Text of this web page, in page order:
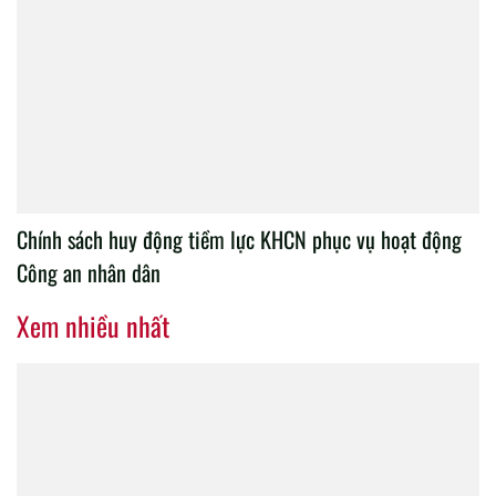
Chính sách huy động tiềm lực KHCN phục vụ hoạt động
Công an nhân dân
Xem nhiều nhất